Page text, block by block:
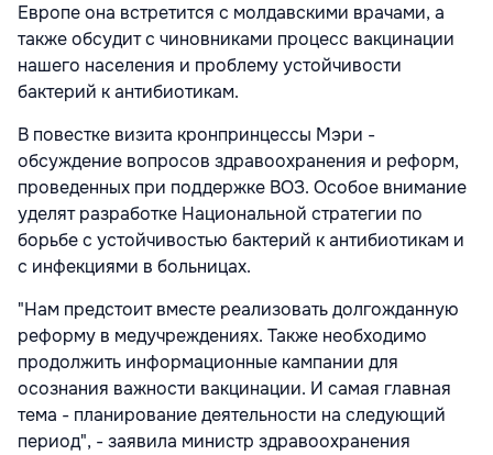
Европе она встретится с молдавскими врачами, а
также обсудит с чиновниками процесс вакцинации
нашего населения и проблему устойчивости
бактерий к антибиотикам.
В повестке визита кронпринцессы Мэри -
обсуждение вопросов здравоохранения и реформ,
проведенных при поддержке ВОЗ. Особое внимание
уделят разработке Национальной стратегии по
борьбе с устойчивостью бактерий к антибиотикам и
с инфекциями в больницах.
"Нам предстоит вместе реализовать долгожданную
реформу в медучреждениях. Также необходимо
продолжить информационные кампании для
осознания важности вакцинации. И самая главная
тема - планирование деятельности на следующий
период", - заявила министр здравоохранения